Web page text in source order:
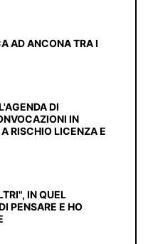
AD ANCONA TRA I
DI
IN
RISCHIO LICENZA E
IN QUEL
PENSARE E HO